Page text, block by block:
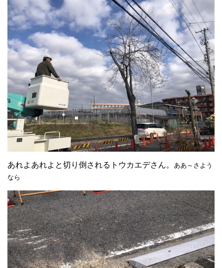
あれよあれよと切り倒されるトウカエデさん。 ああ～さよう
なら